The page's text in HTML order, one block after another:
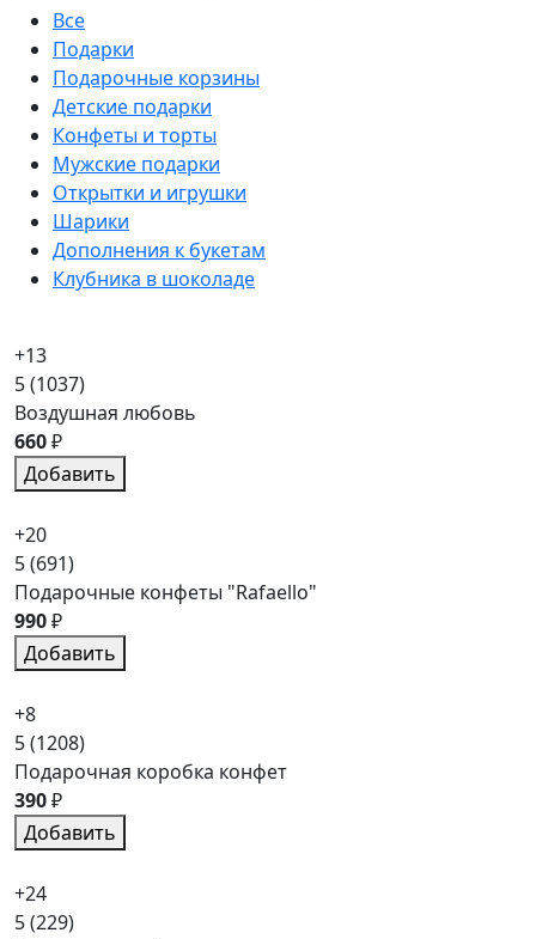
Все
Подарки
Подарочные корзины
Детские подарки
Конфеты и торты
Мужские подарки
Открытки и игрушки
Шарики
Дополнения к букетам
Клубника в шоколаде
+13
5(1037)
Воздушная любовь
660₽
Добавить
+20
5(691)
Подарочные конфеты "Rafaello"
990₽
Добавить
+8
5(1208)
Подарочная коробка конфет
390₽
Добавить
+24
5(229)